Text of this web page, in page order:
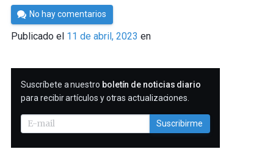
Por
César
Tomé
No hay comentarios
Publicado el 11 de abril, 2023 en
SUSCRIBIRME
Suscríbete a nuestro boletín de noticias diario
para recibir artículos y otras actualizaciones.
Suscribirme